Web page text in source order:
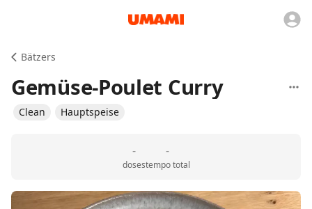
Bätzers
Gemüse-Poulet Curry
Clean Hauptspeise
-
doses
-
tempo total